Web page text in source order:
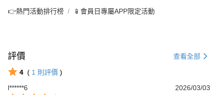
👉熱門活動排行榜 📱會員日專屬APP限定活動
評價 查看全部
4 ( 1 則評價 )
l******6
2026/03/03